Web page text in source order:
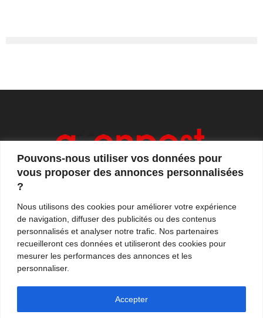
Pouvons-nous utiliser vos données pour
vous proposer des annonces personnalisées
?
Nous utilisons des cookies pour améliorer votre expérience
de navigation, diffuser des publicités ou des contenus
personnalisés et analyser notre trafic. Nos partenaires
recueilleront ces données et utiliseront des cookies pour
mesurer les performances des annonces et les
personnaliser.
Accepter
et de tendances. Notre équipe de journalistes vous
propose quotidiennement de suivre l'actualité en
France et à l'international.
Contactez-nous:contact@axonpost.com